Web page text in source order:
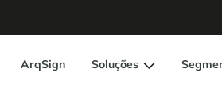
ArqSign Soluções